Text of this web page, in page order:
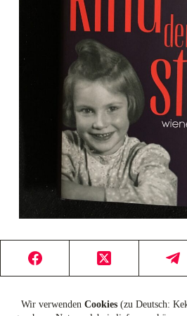
Wir verwendenCookies (zu Deutsch: